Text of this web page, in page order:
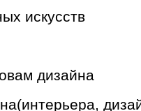
искусств
дизайна